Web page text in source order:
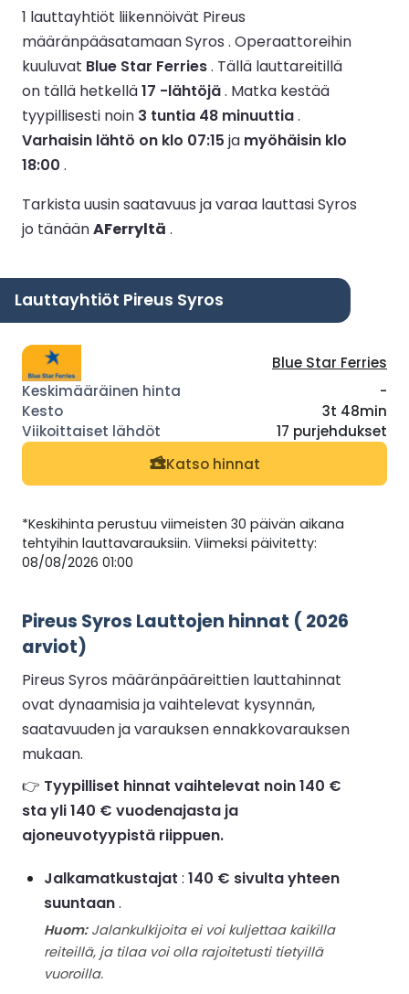
1 lauttayhtiöt liikennöivät Pireus
määränpääsatamaan Syros . Operaattoreihin
kuuluvat Blue Star Ferries. Tällä lauttareitillä
on tällä hetkellä17 -lähtöjä. Matka kestää
tyypillisesti noin 3 tuntia 48 minuuttia.
Varhaisin lähtö on klo 07:15 ja myöhäisin klo
18:00 .
Tarkista uusin saatavuus ja varaa lauttasi Syros
jo tänäänAFerryltä .
Lauttayhtiöt Pireus Syros
Blue Star Ferries
-
3t 48min
17 purjehdukset
Katso hinnat
*Keskihinta perustuu viimeisten 30 päivän aikana
tehtyihin lauttavarauksiin. Viimeksi päivitetty:
08/08/2026 01:00
Pireus Syros Lauttojen hinnat ( 2026
arviot)
Pireus Syros määränpääreittien lauttahinnat
ovat dynaamisia ja vaihtelevat kysynnän,
saatavuuden ja varauksen ennakkovarauksen
mukaan.
👉 Tyypilliset hinnat vaihtelevat noin 140 €
sta yli 140 € vuodenajasta ja
ajoneuvotyypistä riippuen.
Jalkamatkustajat : 140 € sivulta yhteen
suuntaan.
Huom:Jalankulkijoita ei voi kuljettaa kaikilla
reiteillä, ja tilaa voi olla rajoitetusti tietyillä
vuoroilla.